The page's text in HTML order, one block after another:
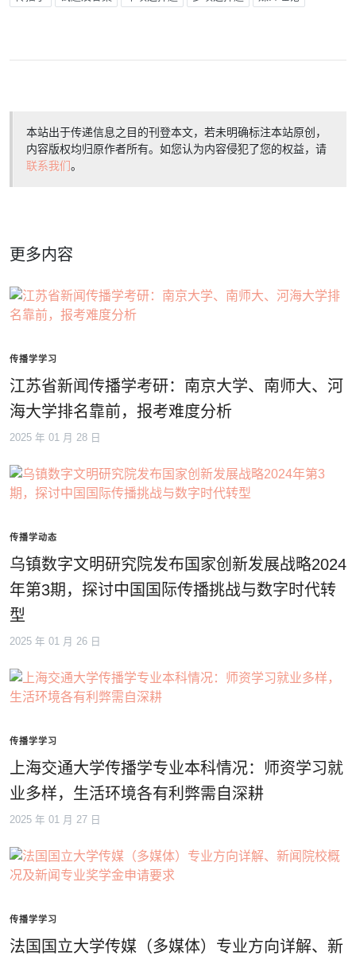
本站出于传递信息之目的刊登本文，若未明确标注本站原创，
内容版权均归原作者所有。如您认为内容侵犯了您的权益，请
联系我们。
更多内容
传播学学习
江苏省新闻传播学考研：南京大学、南师大、河
海大学排名靠前，报考难度分析
2025 年 01 月 28 日
传播学动态
乌镇数字文明研究院发布国家创新发展战略2024
年第3期，探讨中国国际传播挑战与数字时代转
型
2025 年 01 月 26 日
传播学学习
上海交通大学传播学专业本科情况：师资学习就
业多样，生活环境各有利弊需自深耕
2025 年 01 月 27 日
传播学学习
法国国立大学传媒（多媒体）专业方向详解、新